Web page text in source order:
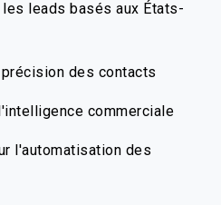
les leads basés aux États-
précision des contacts
commerciale
l'automatisation des